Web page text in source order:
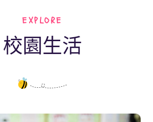
EXPLORE
校園生活